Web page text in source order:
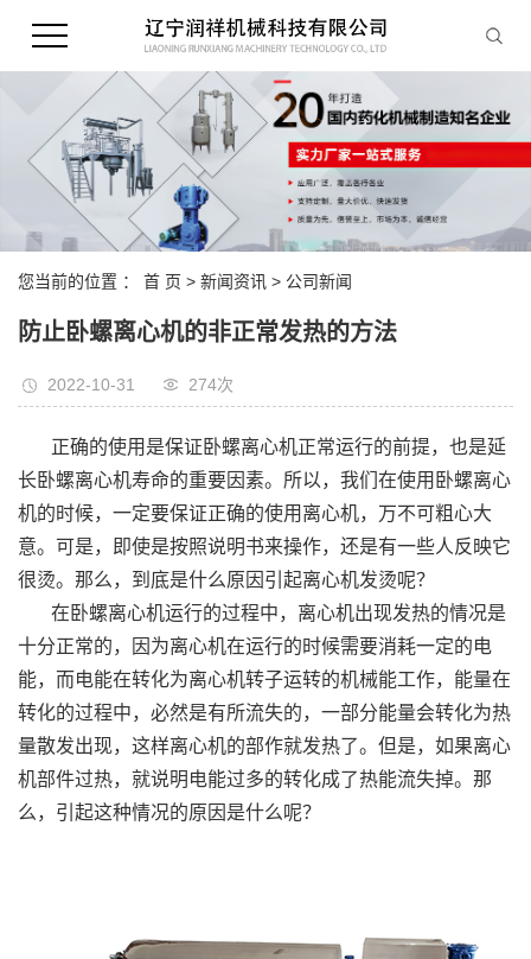
您当前的位置 ： 首 页 > 新闻资讯 > 公司新闻
防止卧螺离心机的非正常发热的方法
2022-10-31 274次
正确的使用是保证卧螺离心机正常运行的前提，也是延
长卧螺离心机寿命的重要因素。所以，我们在使用卧螺离心
机的时候，一定要保证正确的使用离心机，万不可粗心大
意。可是，即使是按照说明书来操作，还是有一些人反映它
很烫。那么，到底是什么原因引起离心机发烫呢？
在卧螺离心机运行的过程中，离心机出现发热的情况是
十分正常的，因为离心机在运行的时候需要消耗一定的电
能，而电能在转化为离心机转子运转的机械能工作，能量在
转化的过程中，必然是有所流失的，一部分能量会转化为热
量散发出现，这样离心机的部作就发热了。但是，如果离心
机部件过热，就说明电能过多的转化成了热能流失掉。那
么，引起这种情况的原因是什么呢？